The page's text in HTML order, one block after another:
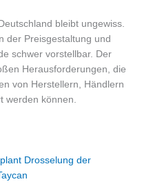
bleibt ungewiss.
der Preisgestaltung und
schwer vorstellbar. Der
Herausforderungen, die
von Herstellern, Händlern
werden können.
Drosselung der